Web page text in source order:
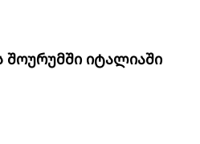
ᲨᲝᲣᲠᲣᲛᲨᲘ ᲘᲢᲐᲚᲘᲐᲨᲘ